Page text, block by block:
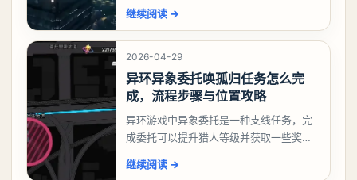
么做，下面就来告诉大家。异环异象委托
祸兮洄游任务攻略
继续阅读 →
2026-04-29
异环异象委托唤孤归任务怎么完
成，流程步骤与位置攻略
异环游戏中异象委托是一种支线任务，完
成委托可以提升猎人等级并获取一些奖
么做，今天游戏熊就来告诉大家。异环异
继续阅读 →